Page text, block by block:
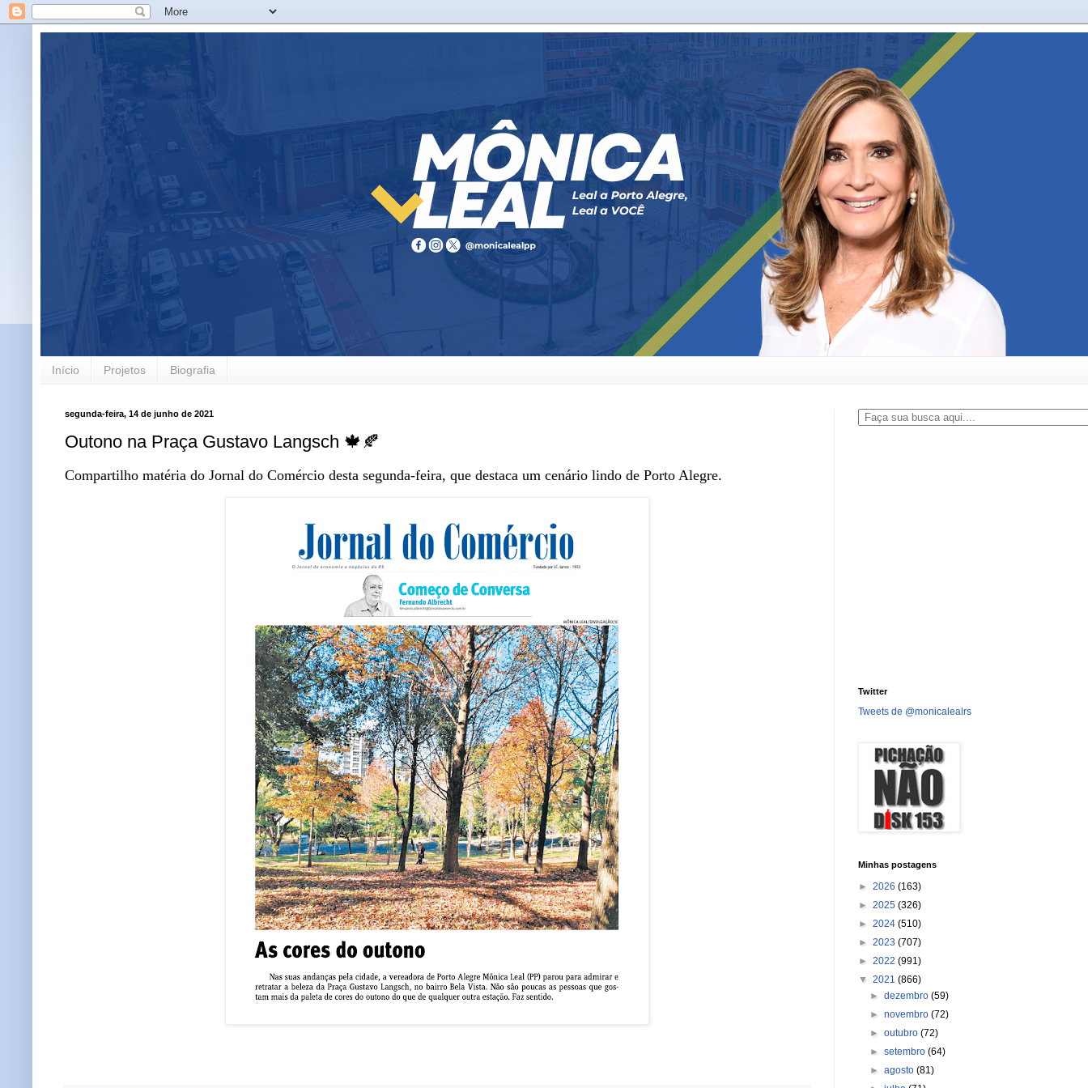
Início Projetos Biografia
segunda-feira, 14 de junho de 2021
Outono na Praça Gustavo Langsch 🍁🍂
Compartilho matéria do Jornal do Comércio desta segunda-feira, que destaca um cenário lindo de Porto Alegre.
Twitter
Tweets de @monicalealrs
Minhas postagens
► 2026 (163)
► 2025 (326)
► 2024 (510)
► 2023 (707)
► 2022 (991)
▼ 2021 (866)
►dezembro(59)
►novembro(72)
►outubro(72)
►setembro(64)
►agosto(81)